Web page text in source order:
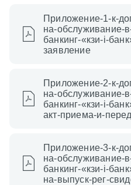
Приложение-1-к-
на-обслуживание-
банкинг-«кзи-i-
заявление
Приложение-2-к-
на-обслуживание-
банкинг-«кзи-i-
акт-приема-и-
Приложение-3-к-
на-обслуживание-
банкинг-«кзи-i-
на-выпуск-рег-